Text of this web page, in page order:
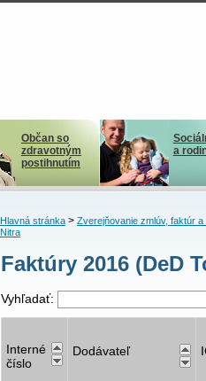
Občan so
zdravotným
postihnutím
a
Hlavná stránka> Zverejňovanie zmlúv, faktúr a
Nitra
Faktúry 2016 (DeD
Vyhľadať:
Interné
číslo
Dodávateľ